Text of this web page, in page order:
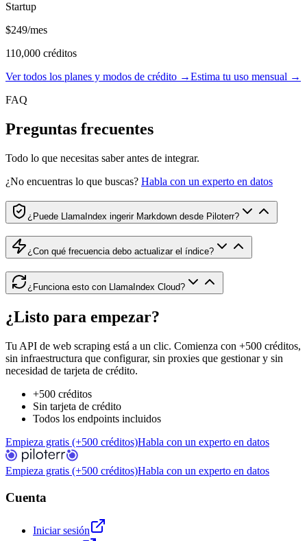
Startup
$249/mes
110,000 créditos
Ver todos los planes y modos de crédito →Estima tu uso mensual →
FAQ
Preguntas frecuentes
Todo lo que necesitas saber antes de integrar.
¿No encuentras lo que buscas? Habla con un experto en datos
¿Puede LlamaIndex ingerir Markdown desde Piloterr?
¿Con qué frecuencia debo actualizar el índice?
¿Funciona esto con LlamaIndex Cloud?
¿Listo para empezar?
Tu API de web scraping está a un clic. Comienza con +500 créditos,
sin infraestructura que configurar, sin proxies que gestionar y sin
necesidad de tarjeta de crédito.
+500 créditos
Sin tarjeta de crédito
Todos los endpoints incluidos
Empieza gratis (+500 créditos)Habla con un experto en datos
Empieza gratis (+500 créditos)Habla con un experto en datos
Cuenta
Iniciar sesión